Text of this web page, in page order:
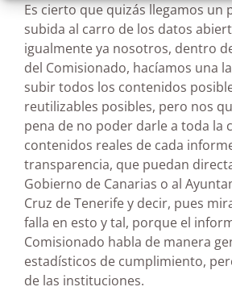
Es cierto que quizás llegamos un
subida al carro de los datos
igualmente ya nosotros, dentro
del Comisionado, hacíamos una
subir todos los contenidos
reutilizables posibles, pero nos
pena de no poder darle a toda la
contenidos reales de cada
transparencia, que puedan
Gobierno de Canarias o al
Cruz de Tenerife y decir, pues
falla en esto y tal, porque el
Comisionado habla de manera
estadísticos de cumplimiento,
de las instituciones.